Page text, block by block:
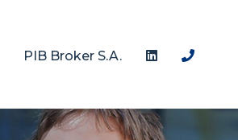
PIB Broker S.A.